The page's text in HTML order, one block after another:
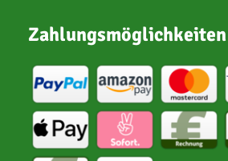
Zahlungsmöglichkeiten